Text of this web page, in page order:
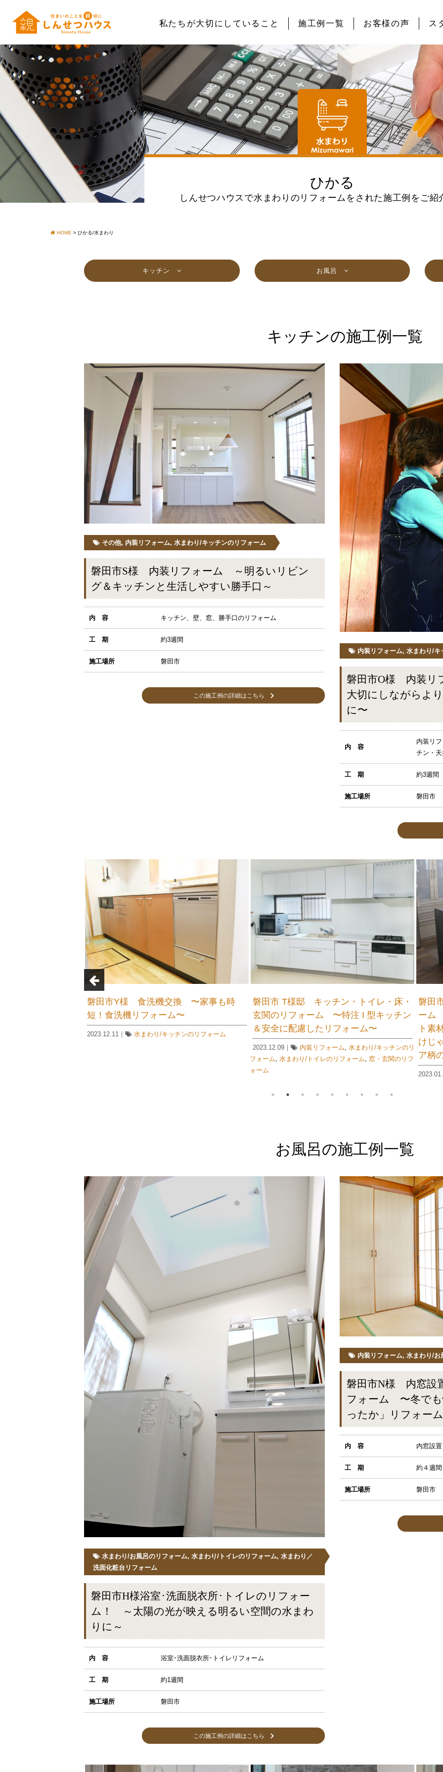
私たちが大切にしていること 施工例一覧 お客様の声 ス
ひかる
しんせつハウスで水まわりのリフォームをされた施工例をご紹
HOME > ひかる/水まわり
キッチン お風呂
キッチンの施工例一覧
その他, 内装リフォーム,水まわり/キッチンのリフォーム
磐田市S様 内装リフォーム ～明るいリビン
グ＆キッチンと生活しやすい勝手口～
内 容 キッチン、壁、窓、勝手口のリフォーム
工 期 約3週間
施工場所 磐田市
この施工例の詳細はこちら
内装リフォーム, 水まわり/キ
磐田市O様 内装リ
大切にしながらよ
に〜
内 容
内装リ
チン・
工 期 約3週間
施工場所 磐田市
ッチン・トイレ・床・
ム 〜特注 I 型キッチン
磐田市K様邸キッチンカウンターリフォ
ーム ～セラミックの天板とマグネッ
ト素材のキッチンパネルでラク家事だ
けじゃない！大人シックなソナタセピ
磐田市S様邸 キッチンカウンターリフォ
ーム ～エコカラットのカウンターと
印象的なタイルでスタイリッシュかつ
上質なキッチンへ～
2022.09.28｜ 水まわり/キッチンのリフォーム
お風呂の施工例一覧
MORE
水まわり/お風呂のリフォーム,水まわり/トイレのリフォーム,水まわり／
洗面化粧台リフォーム
磐田市H様浴室･洗面脱衣所･トイレのリフォー
ム！ ～太陽の光が映える明るい空間の水まわ
りに～
内 容 浴室･洗面脱衣所･トイレリフォーム
工 期 約1週間
施工場所 磐田市
この施工例の詳細はこちら
内装リフォーム, 水まわり/お
磐田市N様 内窓設
フォーム 〜冬でも
ったか」リフォー
内 容 内窓設
工 期 約４週間
施工場所 磐田市